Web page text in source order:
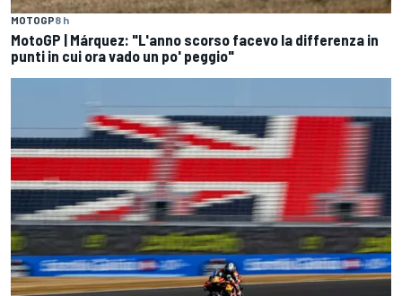
MOTOGP8 h
MotoGP | Márquez: "L'anno scorso facevo la differenza in
punti in cui ora vado un po' peggio"